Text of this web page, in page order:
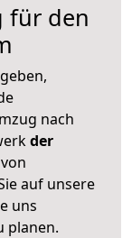
für den
nach
der
auf unsere
uns
planen.